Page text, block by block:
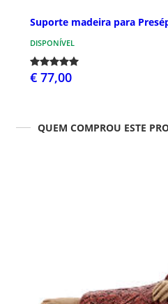
Suporte madeira para
DISPONÍVEL
€ 77,00
QUEM COMPROU ESTE